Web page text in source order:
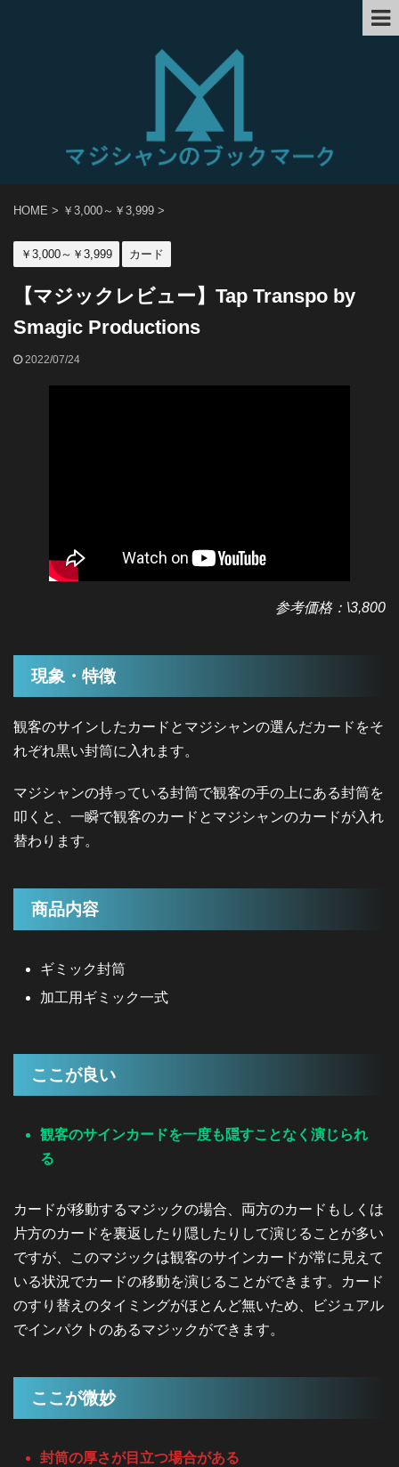
HOME > ￥3,000～￥3,999 >
￥3,000～￥3,999 カード
【マジックレビュー】Tap Transpo by
Smagic Productions
2022/07/24
参考価格：\3,800
現象・特徴
観客のサインしたカードとマジシャンの選んだカードをそ
れぞれ黒い封筒に入れます。
マジシャンの持っている封筒で観客の手の上にある封筒を
叩くと、一瞬で観客のカードとマジシャンのカードが入れ
替わります。
商品内容
ギミック封筒
加工用ギミック一式
ここが良い
観客のサインカードを一度も隠すことなく演じられ
る
カードが移動するマジックの場合、両方のカードもしくは
片方のカードを裏返したり隠したりして演じることが多い
ですが、このマジックは観客のサインカードが常に見えて
いる状況でカードの移動を演じることができます。カード
のすり替えのタイミングがほとんど無いため、ビジュアル
でインパクトのあるマジックができます。
ここが微妙
封筒の厚さが目立つ場合がある